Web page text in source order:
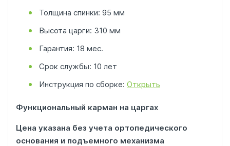
Толщина спинки: 95 мм
Высота царги: 310 мм
Гарантия: 18 мес.
Срок службы: 10 лет
Инструкция по сборке: Открыть
Функциональный карман на царгах
Цена указана без учета ортопедического
основания и подъемного механизма